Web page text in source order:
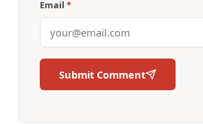
Email *
Submit Comment